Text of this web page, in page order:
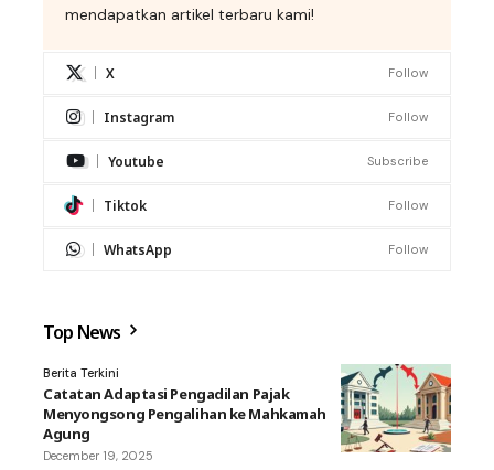
mendapatkan artikel terbaru kami!
X Follow
Instagram Follow
Youtube Subscribe
Tiktok Follow
WhatsApp Follow
Top News
Berita Terkini
Catatan Adaptasi Pengadilan Pajak
Menyongsong Pengalihan ke Mahkamah
Agung
December 19, 2025